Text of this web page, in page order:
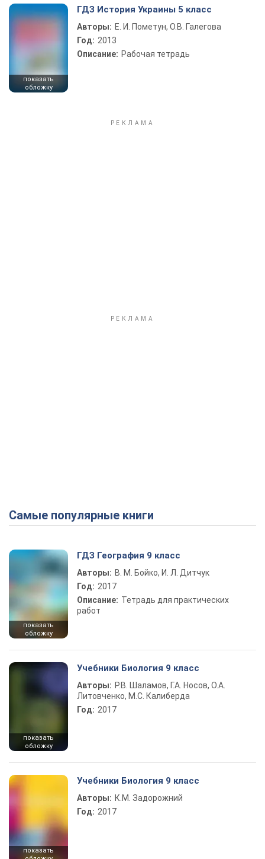
показать
обложку
ГДЗ История Украины 5 класс
Авторы: Е. И. Пометун, О.В. Галегова
Год: 2013
Описание: Рабочая тетрадь
Самые популярные книги
показать
обложку
ГДЗ География 9 класс
Авторы: В. М. Бойко, И. Л. Дитчук
Год: 2017
Описание: Тетрадь для практических
работ
показать
обложку
Учебники Биология 9 класс
Авторы: Р.В. Шаламов, Г.А. Носов, О.А.
Литовченко, М.С. Калиберда
Год: 2017
показать
Учебники Биология 9 класс
Авторы: К.М. Задорожний
Год: 2017